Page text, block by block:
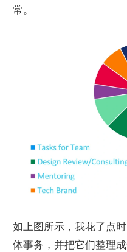
常。
如上图所示，我花了点
体事务，并把它们整理